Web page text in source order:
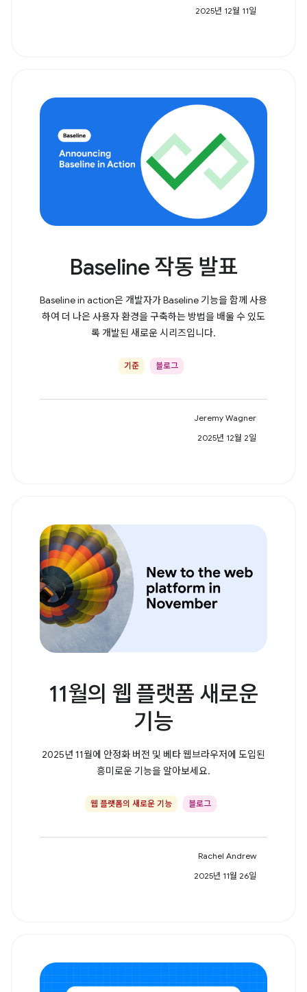
2025년 12월 11일
Baseline 작동 발표
Baseline in action은 개발자가 Baseline 기능을 함께 사용
하여 더 나은 사용자 환경을 구축하는 방법을 배울 수 있도
록 개발된 새로운 시리즈입니다.
기준 블로그
Jeremy Wagner
2025년 12월 2일
11월의 웹 플랫폼 새로운
기능
2025년 11월에 안정화 버전 및 베타 웹브라우저에 도입된
흥미로운 기능을 알아보세요.
웹 플랫폼의 새로운 기능 블로그
Rachel Andrew
2025년 11월 26일